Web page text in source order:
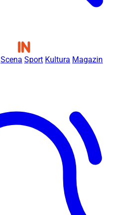
Scena Sport Kultura Magazin